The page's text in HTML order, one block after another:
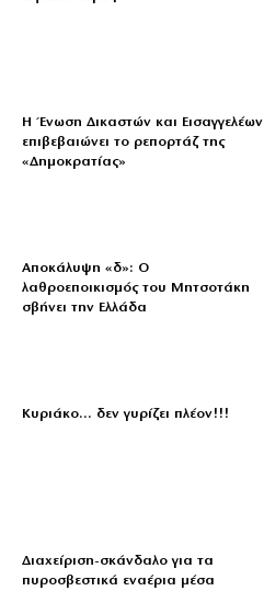
Η Ένωση Δικαστών και Εισαγγελέων
επιβεβαιώνει το ρεπορτάζ της
«Δημοκρατίας»
Αποκάλυψη «δ»: Ο
λαθροεποικισμός του Μητσοτάκη
σβήνει την Ελλάδα
Κυριάκο… δεν γυρίζει πλέον!!!
Διαχείριση-σκάνδαλο για τα
πυροσβεστικά εναέρια μέσα